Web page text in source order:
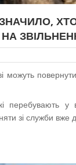
можуть
перебувають у
зі служби вже